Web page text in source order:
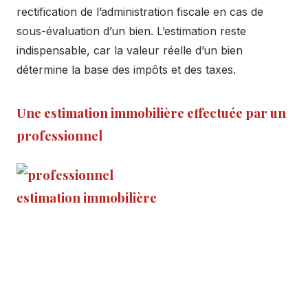
rectification de l’administration fiscale en cas de
sous-évaluation d’un bien. L’estimation reste
indispensable, car la valeur réelle d’un bien
détermine la base des impôts et des taxes.
Une estimation immobilière effectuée par un
professionnel